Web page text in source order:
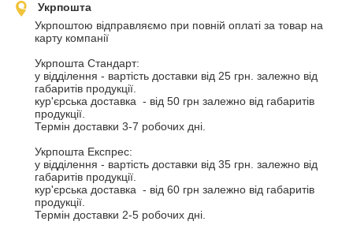
Укрпошта
Укрпоштою відправляємо при повній оплаті за товар на
карту компанії
Укрпошта Стандарт:
у відділення - вартість доставки від 25 грн. залежно від
габаритів продукції.
кур'єрська доставка  - від 50 грн залежно від габаритів
продукції.
Термін доставки 3-7 робочих дні.
Укрпошта Експрес:
у відділення - вартість доставки від 35 грн. залежно від
габаритів продукції.
кур'єрська доставка  - від 60 грн залежно від габаритів
продукції.
Термін доставки 2-5 робочих дні.